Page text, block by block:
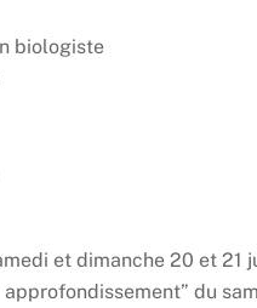
biologiste
et dimanche 20 et 21
du